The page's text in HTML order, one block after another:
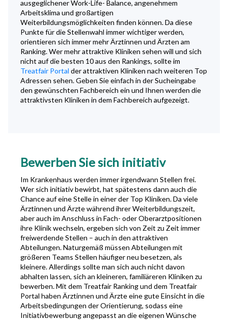
ausgeglichener Work-Life- Balance, angenehmem
Arbeitsklima und großartigen
Weiterbildungsmöglichkeiten finden können. Da diese
Punkte für die Stellenwahl immer wichtiger werden,
orientieren sich immer mehr Ärztinnen und Ärzten am
Ranking. Wer mehr attraktive Kliniken sehen will und sich
nicht auf die besten 10 aus den Rankings, sollte im
Treatfair Portal der attraktiven Kliniken nach weiteren Top
Adressen sehen. Geben Sie einfach in der Sucheingabe
den gewünschten Fachbereich ein und Ihnen werden die
attraktivsten Kliniken in dem Fachbereich aufgezeigt.
Bewerben Sie sich initiativ
Im Krankenhaus werden immer irgendwann Stellen frei.
Wer sich initiativ bewirbt, hat spätestens dann auch die
Chance auf eine Stelle in einer der Top Kliniken. Da viele
Ärztinnen und Ärzte während ihrer Weiterbildungszeit,
aber auch im Anschluss in Fach- oder Oberarztpositionen
ihre Klinik wechseln, ergeben sich von Zeit zu Zeit immer
freiwerdende Stellen – auch in den attraktiven
Abteilungen. Naturgemäß müssen Abteilungen mit
größeren Teams Stellen häufiger neu besetzen, als
kleinere. Allerdings sollte man sich auch nicht davon
abhalten lassen, sich an kleineren, familiäreren Kliniken zu
bewerben. Mit dem Treatfair Ranking und dem Treatfair
Portal haben Ärztinnen und Ärzte eine gute Einsicht in die
Arbeitsbedingungen der Orientierung, sodass eine
Initiativbewerbung angepasst an die eigenen Wünsche